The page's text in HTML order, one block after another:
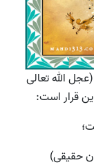
الله تعالی
قرار است:
حقیقی)